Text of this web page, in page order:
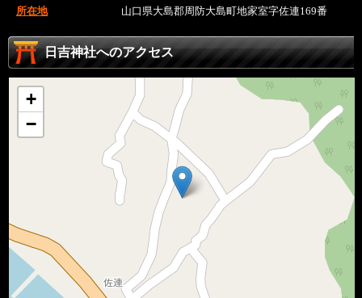
所在地 山口県大島郡周防大島町地家室字佐連169番
日吉神社へのアクセス
+
−